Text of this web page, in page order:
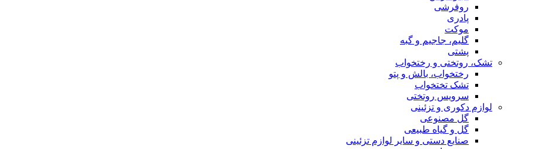
روفرشی
پادری
موکت
گلیم، جاجیم و گبه
پشتی
تشک، روتختی و رختخواب
رختخواب، بالش و پتو
تشک تختخواب
سرویس روتختی
لوازم دکوری و تزئینی
گل مصنوعی
گل و گیاه طبیعی
صنایع دستی و سایر لوازم تزئینی